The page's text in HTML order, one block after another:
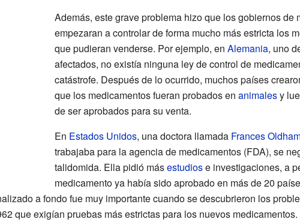
Además, este grave problema hizo que los gobiernos de
empezaran a controlar de forma mucho más estricta los
que pudieran venderse. Por ejemplo, en Alemania, uno
afectados, no existía ninguna ley de control de
catástrofe. Después de lo ocurrido, muchos países
que los medicamentos fueran probados en animalesy
de ser aprobados para su venta.
En Estados Unidos, una doctora llamada Frances
trabajaba para la agencia de medicamentos (FDA), se
talidomida. Ella pidió másestudiose investigaciones, a
medicamento ya había sido aprobado en más de 20
a fondo fue muy importante cuando se descubrieron los
que exigían pruebas más estrictas para los nuevos